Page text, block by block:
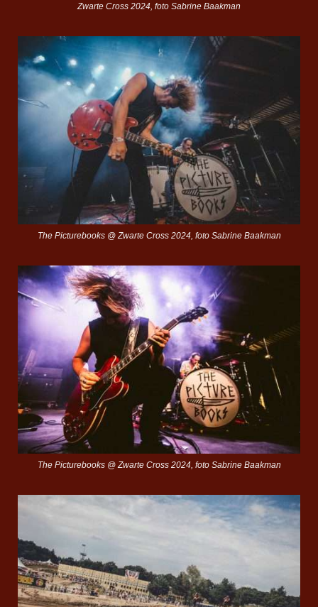
Zwarte Cross 2024, foto Sabrine Baakman
The Picturebooks @ Zwarte Cross 2024, foto Sabrine Baakman
The Picturebooks @ Zwarte Cross 2024, foto Sabrine Baakman